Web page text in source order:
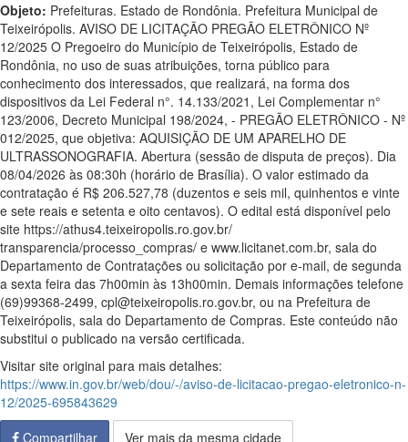
Objeto: Prefeituras. Estado de Rondônia. Prefeitura Municipal de
Teixeirópolis. AVISO DE LICITAÇÃO PREGÃO ELETRÔNICO Nº
12/2025 O Pregoeiro do Município de Teixeirópolis, Estado de
Rondônia, no uso de suas atribuições, torna público para
conhecimento dos interessados, que realizará, na forma dos
dispositivos da Lei Federal n°. 14.133/2021, Lei Complementar n°
123/2006, Decreto Municipal 198/2024, - PREGÃO ELETRÔNICO - Nº
012/2025, que objetiva: AQUISIÇÃO DE UM APARELHO DE
ULTRASSONOGRAFIA. Abertura (sessão de disputa de preços). Dia
08/04/2026 às 08:30h (horário de Brasília). O valor estimado da
contratação é R$ 206.527,78 (duzentos e seis mil, quinhentos e vinte
e sete reais e setenta e oito centavos). O edital está disponível pelo
site https://athus4.teixeiropolis.ro.gov.br/
transparencia/processo_compras/ e www.licitanet.com.br, sala do
Departamento de Contratações ou solicitação por e-mail, de segunda
a sexta feira das 7h00min às 13h00min. Demais informações telefone
(69)99368-2499, cpl@teixeiropolis.ro.gov.br, ou na Prefeitura de
Teixeirópolis, sala do Departamento de Compras. Este conteúdo não
substitui o publicado na versão certificada.
Visitar site original para mais detalhes:
https://www.in.gov.br/web/dou/-/aviso-de-licitacao-pregao-eletronico-n-
12/2025-695843629
Compartilhar
Ver mais da mesma cidade